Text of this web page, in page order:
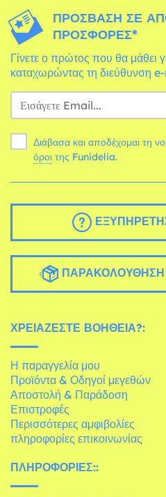
ΠΡΌΣΒΑΣΗ ΣΕ
ΠΡΟΣΦΟΡΈΣ*
Γίνετε ο πρώτος που θα μάθει
καταχωρώντας τη διεύθυνση
Διάβασα και αποδέχομαι τη
όροι της Funidelia.
ΠΑΡΑΚΟΛΟΎΘΗΣΗ
ΧΡΕΙΆΖΕΣΤΕ ΒΟΉΘΕΙΑ?:
Η παραγγελία μου
Προϊόντα & Οδηγοί μεγεθών
Αποστολή & Παράδοση
Επιστροφές
Περισσότερες αμφιβολίες
πληροφορίες επικοινωνίας
ΠΛΗΡΟΦΟΡΊΕΣ::